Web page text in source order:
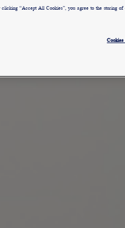
“Accept All Cookies”, you agree to the storing of